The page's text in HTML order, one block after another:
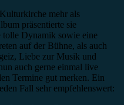
mehr als
präsentierte sie
tolle Dynamik sowie eine
auf der Bühne, als auch
Liebe zur Musik und
auch gerne einmal live
Termine gut merken. Ein
Fall sehr empfehlenswert: